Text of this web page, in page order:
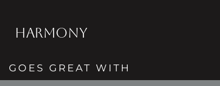
HARMONY
GOES GREAT WITH